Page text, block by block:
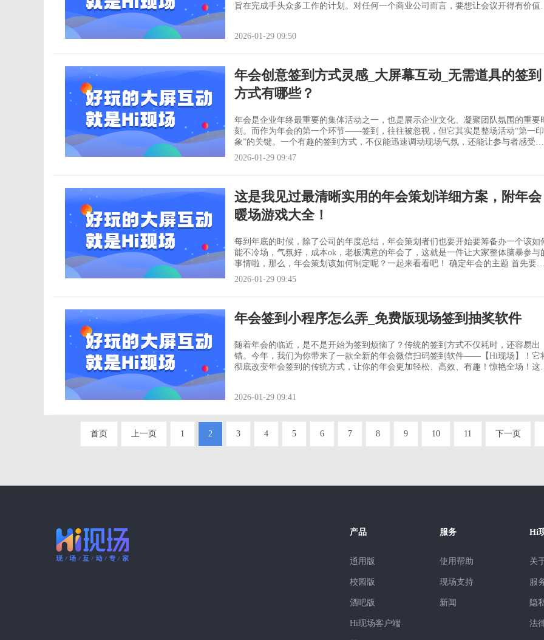
旨在完成手头众多工作的计划。对任何一个商业公司而言，要想让会议开得有价值，
求(制作一份客户需求分
2026-01-29 09:50
年会创意签到方式灵感_大屏幕互动_无需道具的签到
方式有哪些？
年会是企业年终最重要的集体活动之一，也是展示企业文化、凝聚团队氛围的重要
刻。而作为年会的第一个环节——签到，往往被忽视，但它其实是整场活动“第一印
象”的关键。一个有趣的签到方式，不仅能迅速调动现场气氛，还能让参与者感受到
主办方的用心和创意。 今天我们就为大家整理了一份全面又实用的年会创意签到方
式灵感清单，涵盖大屏幕互动签到、无道具签到、以及各类趣味道具签到形式，方便
2026-01-29 09:47
这是我见过最清晰实用的年会策划详细方案，附年会
暖场游戏大全！
每到年底的时候，除了公司的年度总结，年会策划者们也要开始要筹备办一个该如
能不冷场，气氛好，成本ok，老板满意的年会了，这就是一件让大家整体脑暴参与
事情啦，那么，年会策划该如何制定呢？一起来看看吧！ 确定年会的主题 首先要确
定年会的主题，有了主题，接下来的事情才会好办，可以围绕这一个主题来进行一系
列的活动策划。然后活动策划人可以找设计人员设计一个主题画面，将这个画面贯穿
2026-01-29 09:45
年会签到小程序怎么弄_免费版现场签到抽奖软件
随着年会的临近，是不是开始为签到烦恼了？传统的签到方式不仅耗时，还容易出
错。今年，我们为你带来了一款全新的年会微信扫码签到软件——【Hi现场】！它
彻底改变年会签到的传统方式，让你的年会更加轻松、高效、有趣！惊艳全场！这款
微信完美结合，参会
2026-01-29 09:41
首页 上一页 1 2 3 4 5 6 7 8 9 10 11 下一页
产品
通用版
校园版
酒吧版
Hi现场客户端
服务
使用帮助
现场支持
新闻
Hi
关
服
隐
法